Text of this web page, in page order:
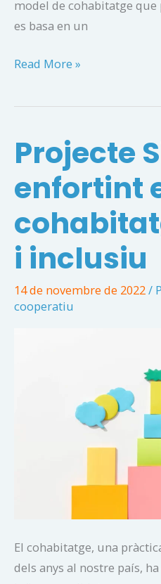
model de cohabitatge
es basa en un
Què
l’habitatge
règim
de
cessió
Read More »
Projecte
enfortint
i inclusiu
14 de novembre de 2022/
cooperatiu
El cohabitatge, una
dels anys al nostre país,